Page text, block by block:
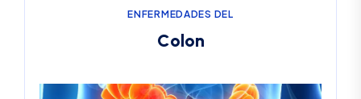
ENFERMEDADES DEL
Colon